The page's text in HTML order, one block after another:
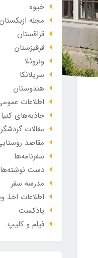
خیوه
مجله ازبکستان
قزاقستان
قرقیزستان
ونزوئلا
سریلانکا
هندوستان
اطلاعات
جاذبه‌های کنیا
مقالات
مقاصد
سفرنامه‌ها
دست نوشته‌ها
مدرسه سفر
اطلاعات اخذ
پادکست
فیلم و کلیپ